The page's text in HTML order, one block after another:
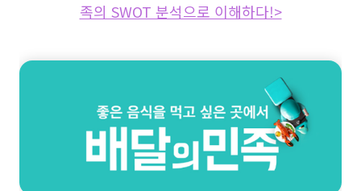
족의 SWOT 분석으로 이해하다!>